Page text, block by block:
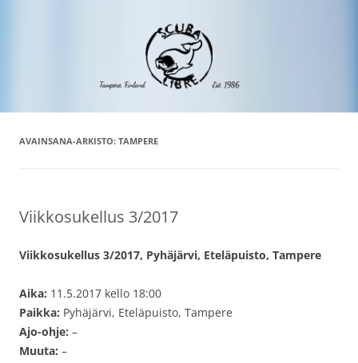
AVAINSANA-ARKISTO: TAMPERE
Viikkosukellus 3/2017
Viikkosukellus 3/2017, Pyhäjärvi, Eteläpuisto, Tampere
Aika: 11.5.2017 kello 18:00
Paikka: Pyhäjärvi, Eteläpuisto, Tampere
Ajo-ohje: –
Muuta: –